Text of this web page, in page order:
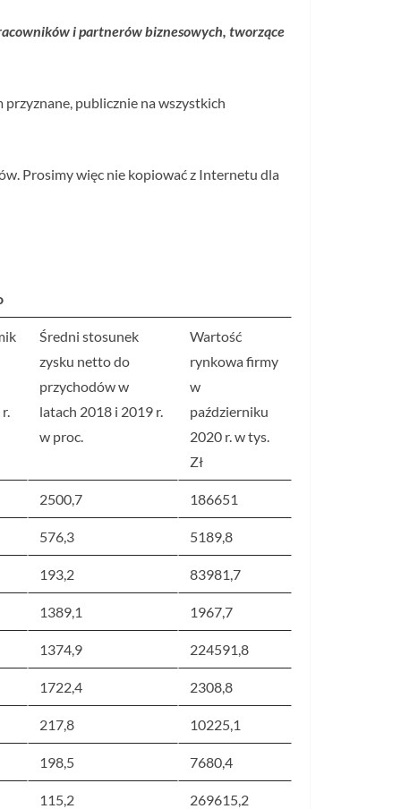
i partnerów biznesowych, tworzące
publicznie na wszystkich
Prosimy więc nie kopiować z Internetu dla
Średni stosunek
zysku netto do
przychodów w
latach 2018 i 2019 r.
w proc.
Wartość
rynkowa firmy
w
październiku
2020 r. w tys.
Zł
2500,7 186651
576,3 5189,8
193,2 83981,7
1389,1 1967,7
1374,9 224591,8
1722,4 2308,8
217,8 10225,1
198,5 7680,4
115,2 269615,2